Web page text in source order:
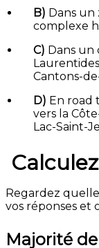
B) Dans
complexe
C) Dans un
Cantons-
D) En road
vers la
Lac-Saint-
Regardez
vos réponses et
Majorité